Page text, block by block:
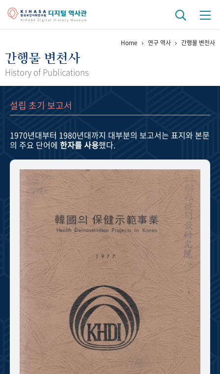
걸어온 길 기관 변천사
정책과 연구 키워드로 보는 연구 역사
연구자들
기록물 아카이브
사진 아카이브 문서 기록물 행정박물 영상 기록물
주년 기념
성과 50선 숫자로 보는 50년 50+1주년 광장
세계와 함께 한 KIHASA
VR 역사관
Home 연구 역사 간행물 변천사
간행물 변천사
History of Publications
설립 초기 보고서
1970년대부터 1980년대까지 대부분의 보고서는 표지와 본문
의 주요 단어에 한자를 사용했다.